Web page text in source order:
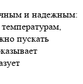
и надежным:
пускать